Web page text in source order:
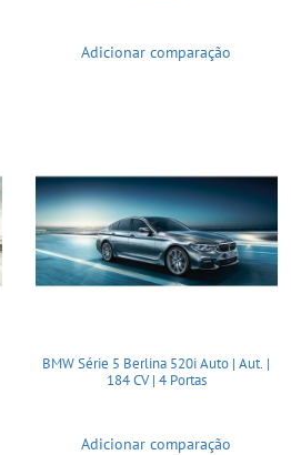
Adicionar comparação
BMW Série 5 Berlina 520i Auto | Aut. |
184 CV | 4 Portas
Adicionar comparação